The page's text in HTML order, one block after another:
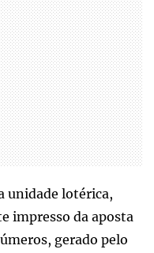
unidade lotérica,
impresso da aposta
gerado pelo